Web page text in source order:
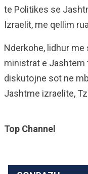
te Politikes se
Izraelit, me qellim
Nderkohe, lidhur me
ministrat e Jashtem
diskutojne sot ne
Jashtme izraelite,
Top Channel